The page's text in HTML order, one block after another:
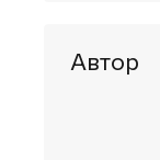
Автор